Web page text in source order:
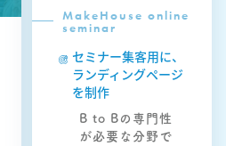
MakeHouse online
seminar
セミナー集客用に、
ランディングページ
を制作
B to Bの専門性
が必要な分野で